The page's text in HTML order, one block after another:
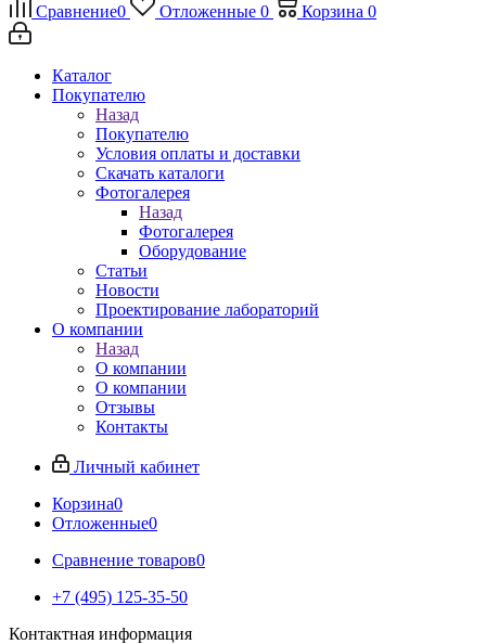
Сравнение0 Отложенные 0 Корзина 0
Каталог
Покупателю
Назад
Покупателю
Условия оплаты и доставки
Скачать каталоги
Фотогалерея
Назад
Фотогалерея
Оборудование
Статьи
Новости
Проектирование лабораторий
О компании
Назад
О компании
О компании
Отзывы
Контакты
Личный кабинет
Корзина0
Отложенные0
Сравнение товаров0
+7 (495) 125-35-50
Контактная информация